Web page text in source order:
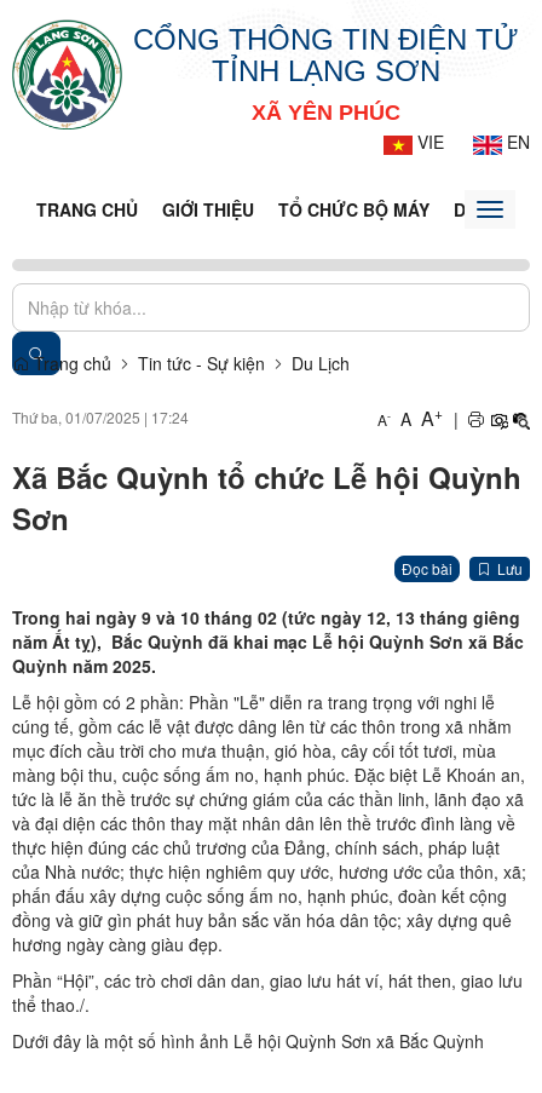
CỔNG THÔNG TIN ĐIỆN TỬ
TỈNH LẠNG SƠN
XÃ YÊN PHÚC
VIE
EN
TRANG CHỦ GIỚI THIỆU TỔ CHỨC BỘ MÁY DOANH
Toggle
Trang chủ Tin tức - Sự kiện Du Lịch
Thứ ba, 01/07/2025 | 17:24 A- A A+ |
Xã Bắc Quỳnh tổ chức Lễ hội Quỳnh
Sơn
Đọc bài Lưu
Trong hai ngày 9 và 10 tháng 02 (tức ngày 12, 13 tháng giêng
năm Ất tỵ), Bắc Quỳnh đã khai mạc Lễ hội Quỳnh Sơn xã Bắc
Quỳnh năm 2025.
Lễ hội gồm có 2 phần: Phần "Lễ" diễn ra trang trọng với nghi lễ
cúng tế, gồm các lễ vật được dâng lên từ các thôn trong xã nhằm
mục đích cầu trời cho mưa thuận, gió hòa, cây cối tốt tươi, mùa
màng bội thu, cuộc sống ấm no, hạnh phúc. Đặc biệt Lễ Khoán an,
tức là lễ ăn thề trước sự chứng giám của các thần linh, lãnh đạo xã
và đại diện các thôn thay mặt nhân dân lên thề trước đình làng về
thực hiện đúng các chủ trương của Đảng, chính sách, pháp luật
của Nhà nước; thực hiện nghiêm quy ước, hương ước của thôn, xã;
phấn đấu xây dựng cuộc sống ấm no, hạnh phúc, đoàn kết cộng
đồng và giữ gìn phát huy bản sắc văn hóa dân tộc; xây dựng quê
hương ngày càng giàu đẹp.
Phần “Hội”, các trò chơi dân dan, giao lưu hát ví, hát then, giao lưu
thể thao./.
Dưới đây là một số hình ảnh Lễ hội Quỳnh Sơn xã Bắc Quỳnh